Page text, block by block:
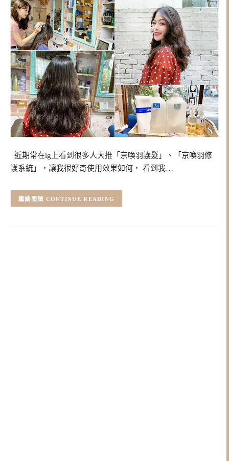
近期常在ig上看到很多人大推「京喚羽護髮」、「京喚羽修
護系統」，讓我很好奇使用效果如何， 看到我…
CONTINUE READING